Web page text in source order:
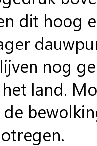
dit hoog
nog
land.